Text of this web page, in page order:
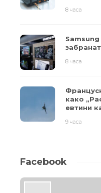
8 часа
8 часа
како
евтини
9 часа
Facebook